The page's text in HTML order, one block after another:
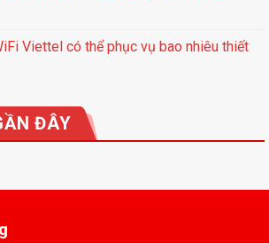
Viettel có thể phục vụ bao nhiêu thiết
ĐÂY